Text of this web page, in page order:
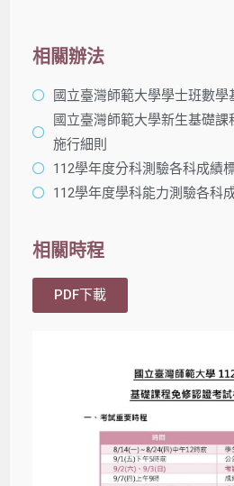
相關辦法
國立臺灣師範大學學士班數
國立臺灣師範大學新生基礎
施行細則
112學年度分科測驗各科成績
112學年度學科能力測驗各科
相關時程
PDF下載